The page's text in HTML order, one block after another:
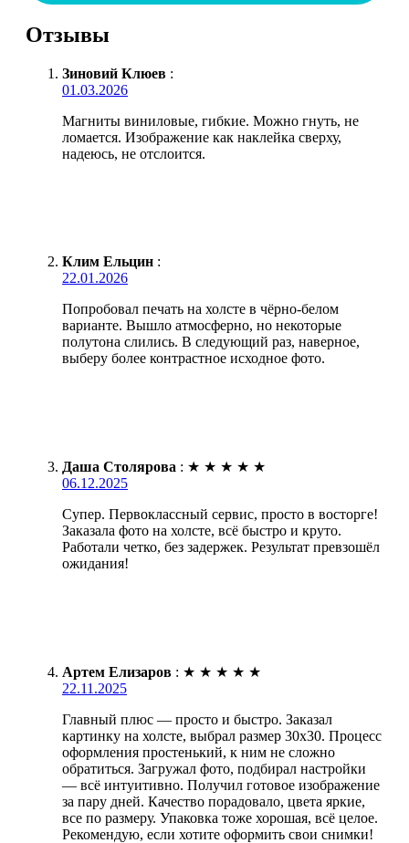
Отзывы
Зиновий Клюев :
01.03.2026
Магниты виниловые, гибкие. Можно гнуть, не
ломается. Изображение как наклейка сверху,
надеюсь, не отслоится.
Клим Ельцин :
22.01.2026
Попробовал печать на холсте в чёрно-белом
варианте. Вышло атмосферно, но некоторые
полутона слились. В следующий раз, наверное,
выберу более контрастное исходное фото.
Даша Столярова : ★ ★ ★ ★ ★
06.12.2025
Супер. Первоклассный сервис, просто в восторге!
Заказала фото на холсте, всё быстро и круто.
Работали четко, без задержек. Результат превзошёл
ожидания!
Артем Елизаров : ★ ★ ★ ★ ★
22.11.2025
Главный плюс — просто и быстро. Заказал
картинку на холсте, выбрал размер 30х30. Процесс
оформления простенький, к ним не сложно
обратиться. Загружал фото, подбирал настройки
— всё интуитивно. Получил готовое изображение
за пару дней. Качество порадовало, цвета яркие,
все по размеру. Упаковка тоже хорошая, всё целое.
Рекомендую, если хотите оформить свои снимки!